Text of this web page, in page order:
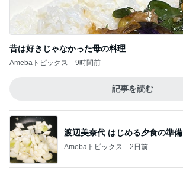
昔は好きじゃなかった母の料理
Amebaトピックス 9時間前
記事を読む
渡辺美奈代 はじめる夕食の準備
Amebaトピックス 2日前